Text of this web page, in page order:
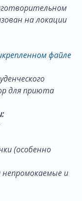
на локации
файле
для приюта
(особенно
непромокаемые и